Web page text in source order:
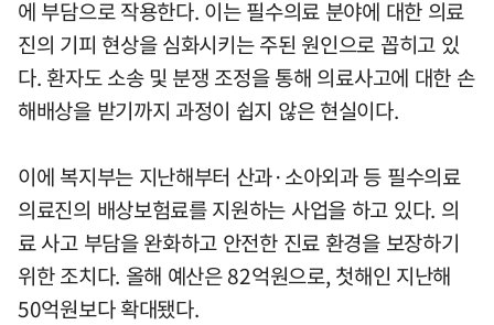
에 부담으로 작용한다. 이는 필수의료 분야에 대한 의료
진의 기피 현상을 심화시키는 주된 원인으로 꼽히고 있
다. 환자도 소송 및 분쟁 조정을 통해 의료사고에 대한 손
해배상을 받기까지 과정이 쉽지 않은 현실이다.
이에 복지부는 지난해부터 산과·소아외과 등 필수의료
의료진의 배상보험료를 지원하는 사업을 하고 있다. 의
료 사고 부담을 완화하고 안전한 진료 환경을 보장하기
위한 조치다. 올해 예산은 82억원으로, 첫해인 지난해
50억원보다 확대됐다.